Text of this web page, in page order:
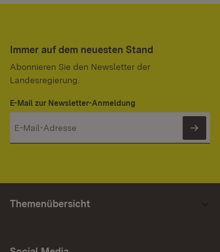
Immer auf dem neuesten Stand
Abonnieren Sie den Newsletter der
Landesregierung.
E-Mail zur Newsletter-Anmeldung
Themenübersicht